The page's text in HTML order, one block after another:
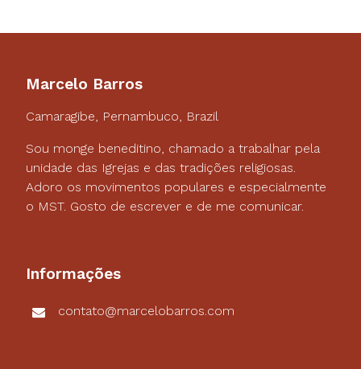
Marcelo Barros
Camaragibe, Pernambuco, Brazil
Sou monge beneditino, chamado a trabalhar pela
unidade das Igrejas e das tradições religiosas.
Adoro os movimentos populares e especialmente
o MST. Gosto de escrever e de me comunicar.
Informações
contato@marcelobarros.com